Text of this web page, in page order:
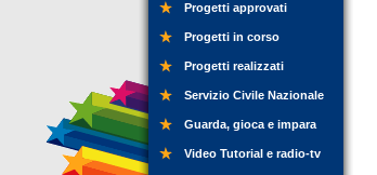
Progetti approvati
Progetti in corso
Progetti realizzati
Servizio Civile Nazionale
Guarda, gioca e impara
Video Tutorial e radio-tv